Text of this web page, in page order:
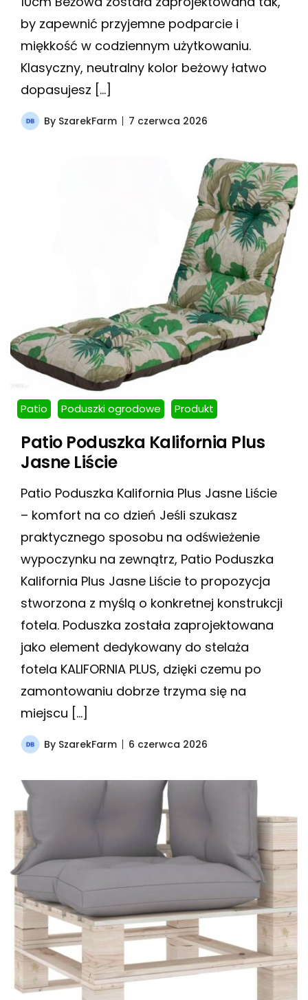
by zapewnić przyjemne podparcie i
miękkość w codziennym użytkowaniu.
Klasyczny, neutralny kolor beżowy łatwo
dopasujesz […]
By SzarekFarm 7 czerwca 2026
Patio Poduszki ogrodowe Produkt
Patio Poduszka Kalifornia Plus
Jasne Liście
Patio Poduszka Kalifornia Plus Jasne Liście
– komfort na co dzień Jeśli szukasz
praktycznego sposobu na odświeżenie
wypoczynku na zewnątrz, Patio Poduszka
Kalifornia Plus Jasne Liście to propozycja
stworzona z myślą o konkretnej konstrukcji
fotela. Poduszka została zaprojektowana
jako element dedykowany do stelaża
fotela KALIFORNIA PLUS, dzięki czemu po
zamontowaniu dobrze trzyma się na
miejscu […]
By SzarekFarm 6 czerwca 2026